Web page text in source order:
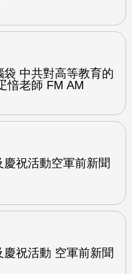
中共對高等教育的
愔老師 FM AM
祝活動空軍前新聞
祝活動 空軍前新聞